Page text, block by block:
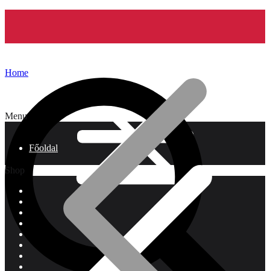
Menu
Főoldal
Shop
Home